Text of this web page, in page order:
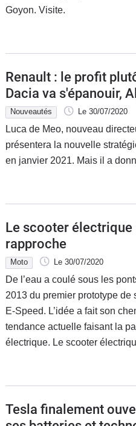
Goyon. Visite.
Renault : le profit
Dacia va s'épanouir,
Nouveautés Le 30/07/2020
Luca de Meo, nouveau
présentera la nouvelle
en janvier 2021. Mais il a
Le scooter électrique
rapproche
Moto Le 30/07/2020
De l’eau a coulé sous les
2013 du premier prototype de
E-Speed. L’idée a fait son
tendance actuelle faisant la
électrique. Le scooter
Tesla finalement